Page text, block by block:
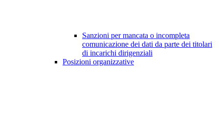
Sanzioni per mancata o incompleta
comunicazione dei dati da parte dei titolari
di incarichi dirigenziali
Posizioni organizzative